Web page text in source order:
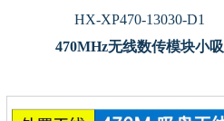
HX-XP470-13030-D1
470MHz无线数传模块小吸